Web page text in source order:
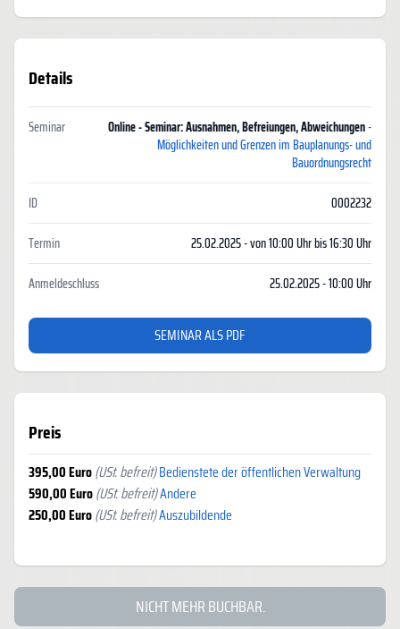
Details
Seminar Online - Seminar: Ausnahmen, Befreiungen, Abweichungen-
Möglichkeiten und Grenzen im Bauplanungs- und
Bauordnungsrecht
ID 0002232
Termin 25.02.2025 - von 10:00 Uhr bis 16:30 Uhr
Anmeldeschluss 25.02.2025 - 10:00 Uhr
SEMINAR ALS PDF
Preis
395,00 Euro(USt. befreit)Bedienstete der öffentlichen Verwaltung
590,00 Euro(USt. befreit)Andere
250,00 Euro(USt. befreit)Auszubildende
NICHT MEHR BUCHBAR.